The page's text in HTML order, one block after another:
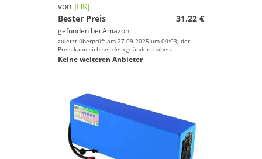
von JHKJ
Bester Preis
31,22 €
gefunden bei Amazon
zuletzt überprüft am 27.09.2025 um 00:03; der
Preis kann sich seitdem geändert haben.
Keine weiteren Anbieter